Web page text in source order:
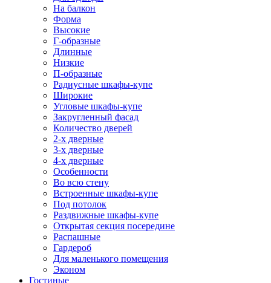
На балкон
Форма
Высокие
Г-образные
Длинные
Низкие
П-образные
Радиусные шкафы-купе
Широкие
Угловые шкафы-купе
Закругленный фасад
Количество дверей
2-х дверные
3-х дверные
4-х дверные
Особенности
Во всю стену
Встроенные шкафы-купе
Под потолок
Раздвижные шкафы-купе
Открытая секция посередине
Распашные
Гардероб
Для маленького помещения
Эконом
Гостиные